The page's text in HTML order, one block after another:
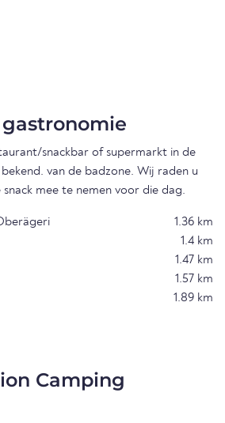
snackbar of supermarkt in de
van de badzone. Wij raden u
mee te nemen voor die dag.
1.36 km
1.4 km
1.47 km
1.57 km
1.89 km
Camping